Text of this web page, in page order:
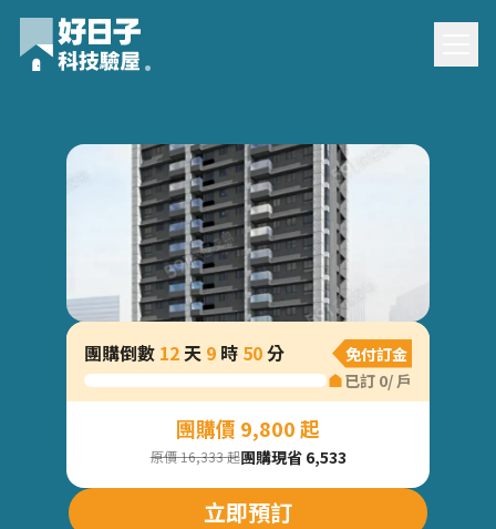
忠順樂富團購驗屋
團購倒數 12天 9 時 50分
免付訂金
已訂 0/ 戶
團購價 9,800 起
原價 16,333 起團購現省 6,533
立即預訂